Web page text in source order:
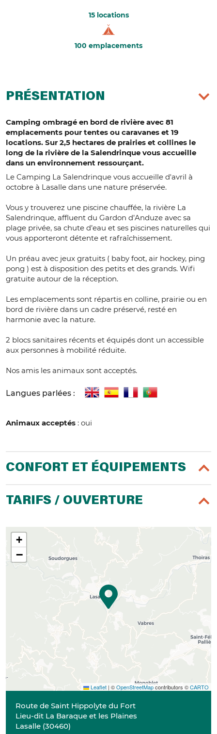
15 locations
100 emplacements
PRÉSENTATION
Camping ombragé en bord de rivière avec 81
emplacements pour tentes ou caravanes et 19
locations. Sur 2,5 hectares de prairies et collines le
long de la rivière de la Salendrinque vous accueille
dans un environnement ressourçant.
Le Camping La Salendrinque vous accueille d'avril à
octobre à Lasalle dans une nature préservée.
Vous y trouverez une piscine chauffée, la rivière La
Salendrinque, affluent du Gardon d’Anduze avec sa
plage privée, sa chute d’eau et ses piscines naturelles qui
vous apporteront détente et rafraîchissement.
Un préau avec jeux gratuits ( baby foot, air hockey, ping
pong ) est à disposition des petits et des grands. Wifi
gratuite autour de la réception.
Les emplacements sont répartis en colline, prairie ou en
bord de rivière dans un cadre préservé, resté en
harmonie avec la nature.
2 blocs sanitaires récents et équipés dont un accessible
aux personnes à mobilité réduite.
Nos amis les animaux sont acceptés.
Langues parlées :
Animaux acceptés : oui
CONFORT ET ÉQUIPEMENTS
TARIFS / OUVERTURE
+
−
Leaflet | ©OpenStreetMapcontributors ©CARTO
Route de Saint Hippolyte du Fort
Lieu-dit La Baraque et les Plaines
Lasalle (30460)